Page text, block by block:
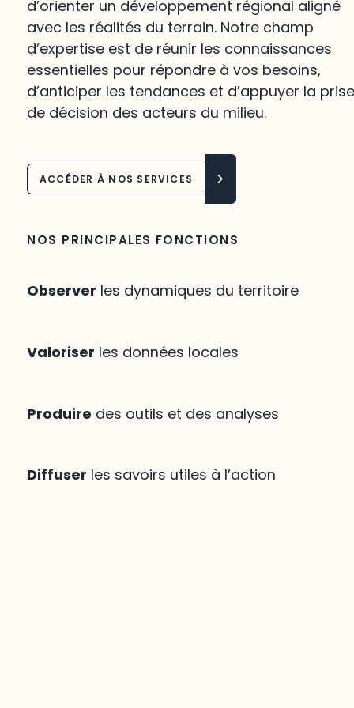
d’orienter un développement régional aligné
avec les réalités du terrain. Notre champ
d’expertise est de réunir les connaissances
essentielles pour répondre à vos besoins,
d’anticiper les tendances et d’appuyer la
de décision des acteurs du milieu.
ACCÉDER À NOS SERVICES
NOS PRINCIPALES FONCTIONS
Observer les dynamiques du territoire
Valoriser les données locales
Produire des outils et des analyses
Diffuser les savoirs utiles à l’action